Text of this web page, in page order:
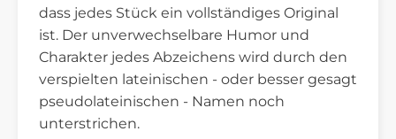
dass jedes Stück ein vollständiges Original
ist. Der unverwechselbare Humor und
Charakter jedes Abzeichens wird durch den
verspielten lateinischen - oder besser gesagt
pseudolateinischen - Namen noch
unterstrichen.